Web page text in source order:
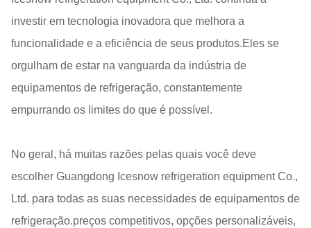
investir em tecnologia inovadora que melhora a
funcionalidade e a eficiência de seus produtos.Eles se
orgulham de estar na vanguarda da indústria de
equipamentos de refrigeração, constantemente
empurrando os limites do que é possível.
No geral, há muitas razões pelas quais você deve
escolher Guangdong Icesnow refrigeration equipment Co.,
Ltd. para todas as suas necessidades de equipamentos de
refrigeração.preços competitivos, opções personalizáveis,